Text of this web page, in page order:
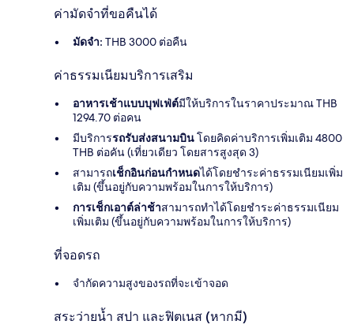
ค่ามัดจำที่ขอคืนได้
มัดจำ: THB 3000 ต่อคืน
ค่าธรรมเนียมบริการเสริม
อาหารเช้าแบบบุฟเฟ่ต์มีให้บริการในราคาประมาณ THB
1294.70 ต่อคน
มีบริการรถรับส่งสนามบินโดยคิดค่าบริการเพิ่มเติม 4800
THB ต่อคัน (เที่ยวเดียว โดยสารสูงสุด 3)
สามารถเช็กอินก่อนกำหนดได้โดยชำระค่าธรรมเนียมเพิ่ม
เติม (ขึ้นอยู่กับความพร้อมในการให้บริการ)
การเช็กเอาต์ล่าช้าสามารถทำได้โดยชำระค่าธรรมเนียม
เพิ่มเติม (ขึ้นอยู่กับความพร้อมในการให้บริการ)
ที่จอดรถ
จำกัดความสูงของรถที่จะเข้าจอด
สระว่ายน้ำ สปา และฟิตเนส (หากมี)